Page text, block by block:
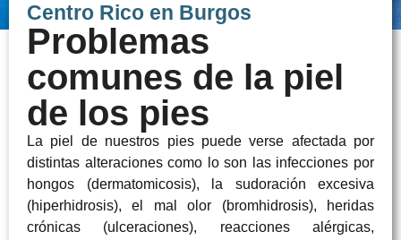
Centro Rico en Burgos
Problemas
comunes de la piel
de los pies
La piel de nuestros pies puede verse afectada por
distintas alteraciones como lo son las infecciones por
hongos (dermatomicosis), la sudoración excesiva
(hiperhidrosis), el mal olor (bromhidrosis), heridas
crónicas (ulceraciones), reacciones alérgicas,